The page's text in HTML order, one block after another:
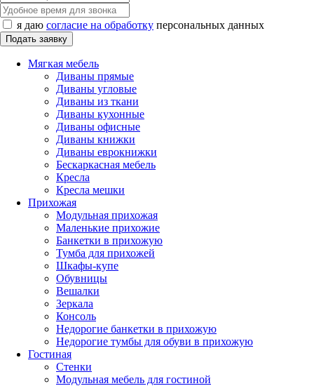
я даю согласие на обработку персональных данных
Мягкая мебель
Диваны прямые
Диваны угловые
Диваны из ткани
Диваны кухонные
Диваны офисные
Диваны книжки
Диваны еврокнижки
Бескаркасная мебель
Кресла
Кресла мешки
Прихожая
Модульная прихожая
Маленькие прихожие
Банкетки в прихожую
Тумба для прихожей
Шкафы-купе
Обувницы
Вешалки
Зеркала
Консоль
Недорогие банкетки в прихожую
Недорогие тумбы для обуви в прихожую
Гостиная
Стенки
Модульная мебель для гостиной